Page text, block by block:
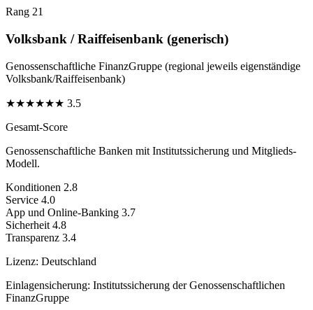
Rang 21
Volksbank / Raiffeisenbank (generisch)
Genossenschaftliche FinanzGruppe (regional jeweils eigenständige
Volksbank/Raiffeisenbank)
★★★★★★ 3.5
Gesamt-Score
Genossenschaftliche Banken mit Institutssicherung und Mitglieds-
Modell.
Konditionen 2.8
Service 4.0
App und Online-Banking 3.7
Sicherheit 4.8
Transparenz 3.4
Lizenz: Deutschland
Einlagensicherung: Institutssicherung der Genossenschaftlichen
FinanzGruppe